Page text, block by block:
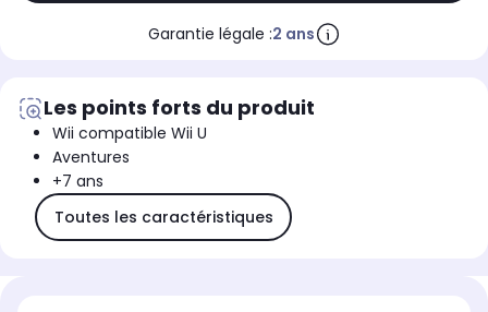
Garantie légale :2 ans
Les points forts du produit
Wii compatible Wii U
Aventures
+7 ans
Toutes les caractéristiques